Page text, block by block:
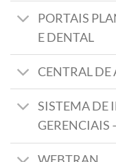
PORTAIS
E DENTAL
CENTRAL
SISTEMA DE
GERENCIAIS